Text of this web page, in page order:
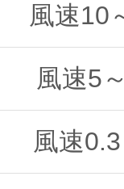
風速10
風速5
風速